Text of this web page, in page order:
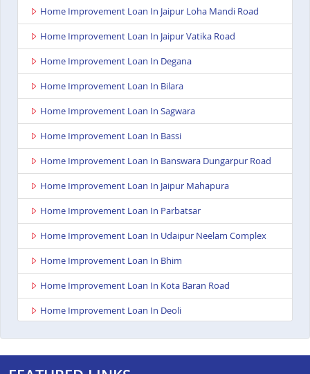
Home Improvement Loan In Jaipur Loha Mandi Road
Home Improvement Loan In Jaipur Vatika Road
Home Improvement Loan In Degana
Home Improvement Loan In Bilara
Home Improvement Loan In Sagwara
Home Improvement Loan In Bassi
Home Improvement Loan In Banswara Dungarpur Road
Home Improvement Loan In Jaipur Mahapura
Home Improvement Loan In Parbatsar
Home Improvement Loan In Udaipur Neelam Complex
Home Improvement Loan In Bhim
Home Improvement Loan In Kota Baran Road
Home Improvement Loan In Deoli